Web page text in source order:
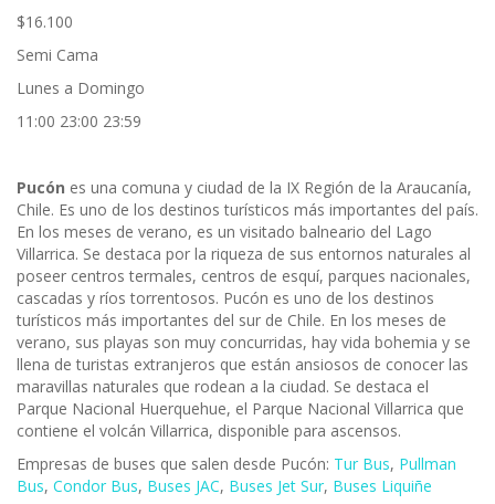
$16.100
Semi Cama
Lunes a Domingo
11:00 23:00 23:59
Pucón es una comuna y ciudad de la IX Región de la Araucanía,
Chile. Es uno de los destinos turísticos más importantes del país.
En los meses de verano, es un visitado balneario del Lago
Villarrica. Se destaca por la riqueza de sus entornos naturales al
poseer centros termales, centros de esquí, parques nacionales,
cascadas y ríos torrentosos. Pucón es uno de los destinos
turísticos más importantes del sur de Chile. En los meses de
verano, sus playas son muy concurridas, hay vida bohemia y se
llena de turistas extranjeros que están ansiosos de conocer las
maravillas naturales que rodean a la ciudad. Se destaca el
Parque Nacional Huerquehue, el Parque Nacional Villarrica que
contiene el volcán Villarrica, disponible para ascensos.
Empresas de buses que salen desde Pucón: Tur Bus, Pullman
Bus, Condor Bus, Buses JAC, Buses Jet Sur, Buses Liquiñe